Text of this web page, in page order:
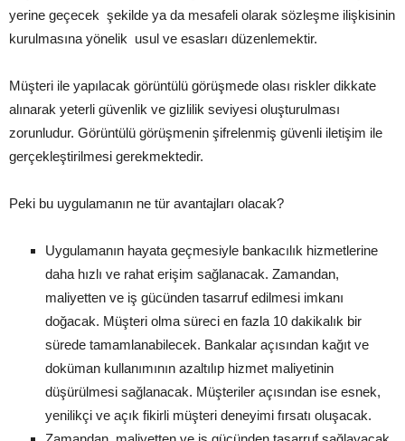
yerine geçecek şekilde ya da mesafeli olarak sözleşme ilişkisinin
kurulmasına yönelik usul ve esasları düzenlemektir.
Müşteri ile yapılacak görüntülü görüşmede olası riskler dikkate
alınarak yeterli güvenlik ve gizlilik seviyesi oluşturulması
zorunludur. Görüntülü görüşmenin şifrelenmiş güvenli iletişim ile
gerçekleştirilmesi gerekmektedir.
Peki bu uygulamanın ne tür avantajları olacak?
Uygulamanın hayata geçmesiyle bankacılık hizmetlerine
daha hızlı ve rahat erişim sağlanacak. Zamandan,
maliyetten ve iş gücünden tasarruf edilmesi imkanı
doğacak. Müşteri olma süreci en fazla 10 dakikalık bir
sürede tamamlanabilecek. Bankalar açısından kağıt ve
doküman kullanımının azaltılıp hizmet maliyetinin
düşürülmesi sağlanacak. Müşteriler açısından ise esnek,
yenilikçi ve açık fikirli müşteri deneyimi fırsatı oluşacak.